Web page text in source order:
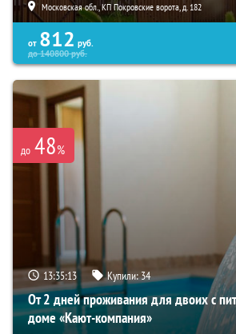
Московская обл., КП Покровские ворота, д. 182
от 812 руб.
до140800руб.
до 48%
13:35:12 Купили:34
От 2 дней проживания для двоих с
доме «Кают-компания»